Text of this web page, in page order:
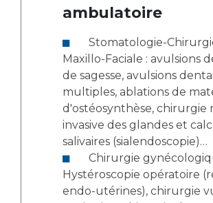
ambulatoire
Maxillo-Faciale : avulsions
de sagesse, avulsions
multiples, ablations de
d'ostéosynthèse, chirurgie
invasive des glandes et
salivaires (sialendoscopie)…
Hystéroscopie opératoire
endo-utérines), chirurgie